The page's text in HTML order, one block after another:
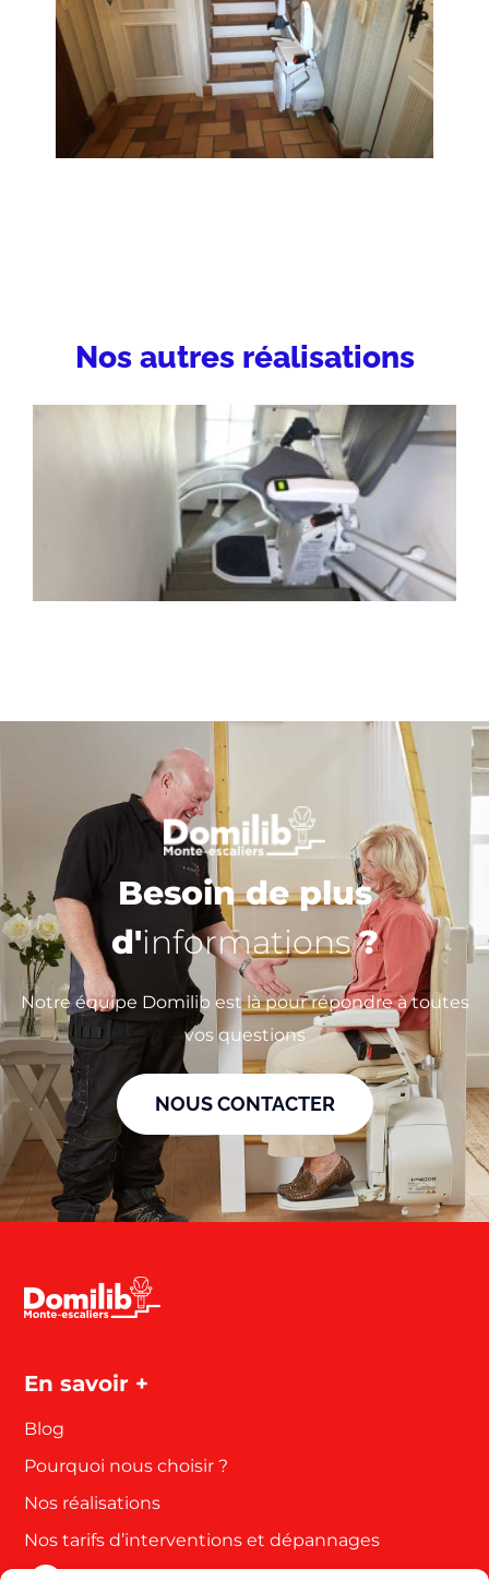
Nos autres réalisations
Besoin de plus
d'informations?
Notre équipe Domilib est là pour répondre à toutes
vos questions
NOUS CONTACTER
En savoir +
Blog
Pourquoi nous choisir ?
Nos réalisations
Nos tarifs d’interventions et dépannages